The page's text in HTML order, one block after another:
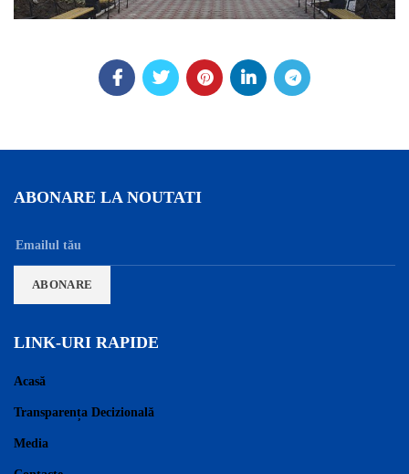
ABONARE LA NOUTATI
LINK-URI RAPIDE
Acasă
Transparența Decizională
Media